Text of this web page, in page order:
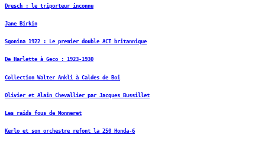
Dresch : le triporteur inconnu
Jane Birkin
Sgonina 1922 : Le premier double ACT britannique
De Harlette à Geco : 1923-1930
Collection Walter Ankli à Caldes de Boi
Olivier et Alain Chevallier par Jacques Bussillet
Les raids fous de Monneret
Kerlo et son orchestre refont la 250 Honda-6